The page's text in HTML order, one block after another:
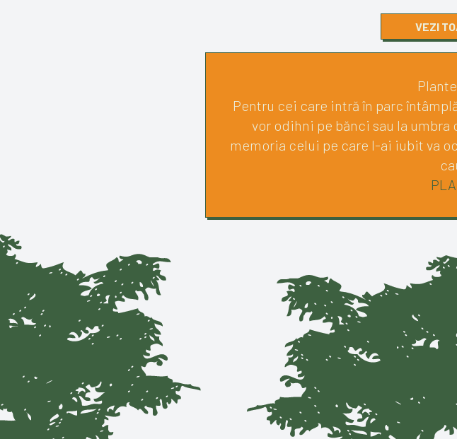
VEZI
Pentru cei care intră în parc
vor odihni pe bănci sau la
memoria celui pe care l-ai iubit va